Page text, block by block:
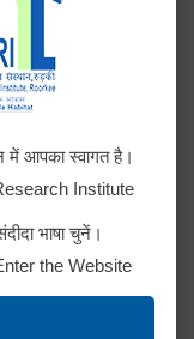
आपका स्वागत है।
Institute
भाषा चुनें।
the Website